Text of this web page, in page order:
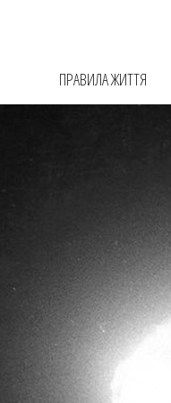
ПРАВИЛА ЖИТТЯ